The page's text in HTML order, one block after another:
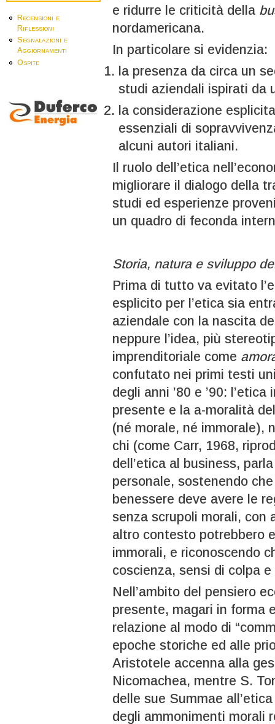
Recensioni e
Riflessioni
Segnalazioni e
Aggiornamenti
Ospite
e ridurre le criticità della
nordamericana.
In particolare si evidenzia:
la presenza da circa un
studi aziendali ispirati da
la considerazione
essenziali di
alcuni autori italiani.
Il ruolo dell’etica
migliorare il dialogo della
studi ed esperienze
un quadro di feconda
Storia, natura e sviluppo
Prima di tutto va evitato
esplicito per l’etica sia
aziendale con la nascita
neppure l’idea, più
imprenditoriale come
confutato nei primi testi
degli anni ’80 e ’90:
presente e la a-moralità
(né morale, né immorale),
chi (come Carr, 1968,
dell’etica al business,
personale, sostenendo
benessere deve avere le
senza scrupoli morali, con
altro contesto potrebbero
immorali, e riconoscendo
coscienza, sensi di colpa
Nell’ambito del pensiero
presente, magari in forma
relazione al modo di
epoche storiche ed alle
Aristotele accenna alla
Nicomachea, mentre S.
delle sue Summae
degli ammonimenti morali